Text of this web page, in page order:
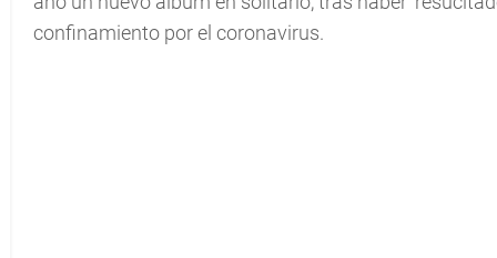
confinamiento por el coronavirus.